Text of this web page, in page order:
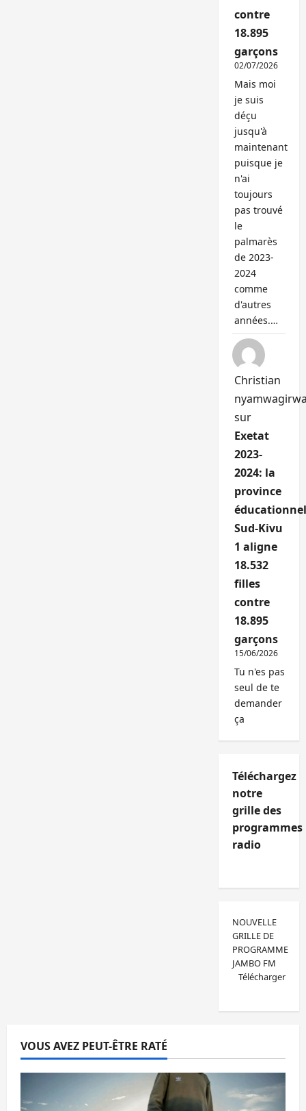
contre
18.895
garçons
02/07/2026
Mais moi
je suis
déçu
jusqu'à
maintenant
puisque je
n'ai
toujours
pas trouvé
le
palmarès
de 2023-
2024
comme
d'autres
années.…
Christian
sur
Exetat
2023-
2024: la
province
Sud-Kivu
1 aligne
18.532
filles
contre
18.895
garçons
15/06/2026
Tu n'es pas
seul de te
demander
ça
Téléchargez
notre
grille des
programmes
radio
NOUVELLE
GRILLE DE
PROGRAMME
JAMBO FM
Télécharger
VOUS AVEZ PEUT-ÊTRE RATÉ